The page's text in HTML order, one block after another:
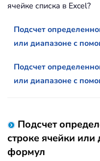
ячейке списка в Excel?
Подсчет
или диапазоне с
Подсчет
или диапазоне с
Подсчет
строке ячейки
формул